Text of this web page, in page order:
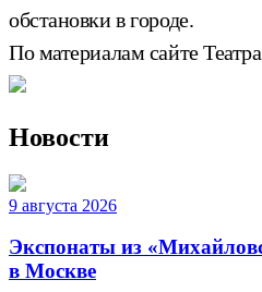
обстановки в городе.
По материалам сайте
Новости
9 августа 2026
Экспонаты из
в Москве